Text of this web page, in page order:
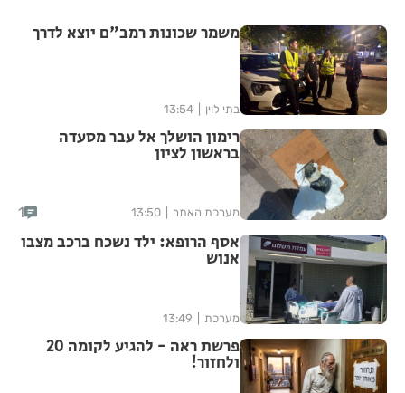
משמר שכונות רמב"ם יוצא לדרך
בתי לוין 13:54
רימון הושלך אל עבר מסעדה
בראשון לציון
מערכת האתר 13:50
1
אסף הרופא: ילד נשכח ברכב מצבו
אנוש
מערכת 13:49
פרשת ראה - להגיע לקומה 20
ולחזור!